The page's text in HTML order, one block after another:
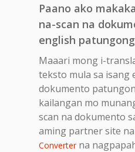
Paano ako
na-scan na
english
Maaari mong i-
teksto mula sa isang
dokumento
kailangan mo
scan na dokumento
aming partner site na
Converterna